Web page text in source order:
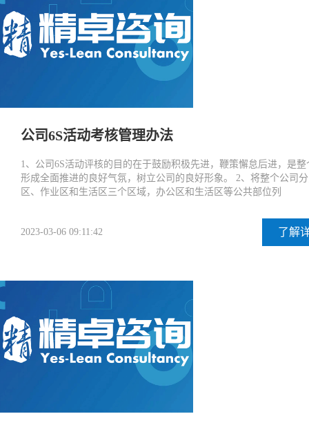
公司6S活动考核管理办法
1、公司6S活动评核的目的在于鼓励积极先进，鞭策懈怠后进，是整
形成全面推进的良好气氛，树立公司的良好形象。 2、将整个公司
区、作业区和生活区三个区域，办公区和生活区等公共部位列
2023-03-06 09:11:42 了解